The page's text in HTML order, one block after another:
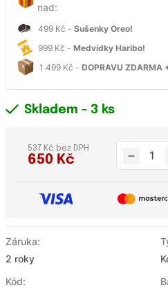
nad:
499 Kč - Sušenky Oreo!
999 Kč - Medvídky Haribo!
1 499 Kč - DOPRAVU
Záruka:
2 roky
Kód:
Skladem - 3 ks
650 Kč
537 Kč bez DPH